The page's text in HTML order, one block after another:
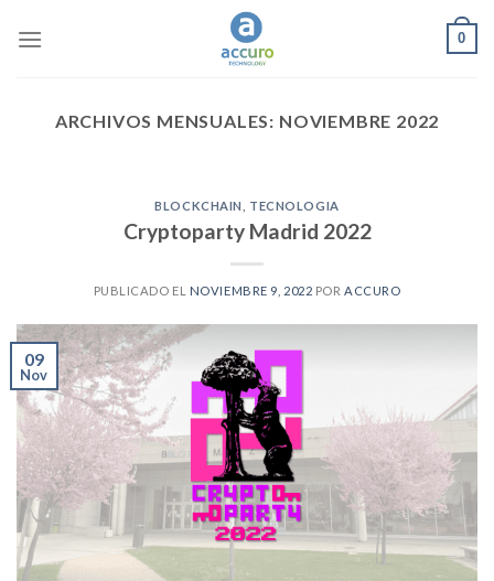
0
ARCHIVOS MENSUALES: NOVIEMBRE 2022
BLOCKCHAIN TECNOLOGIA
Cryptoparty Madrid 2022
PUBLICADO EL NOVIEMBRE 9, 2022 POR ACCURO
09
Nov